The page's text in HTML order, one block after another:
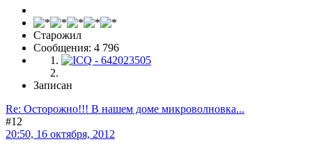
Старожил
Сообщения: 4 796
Записан
Re: Осторожно!!! В нашем доме микроволновка...
#12
20:50, 16 октября, 2012